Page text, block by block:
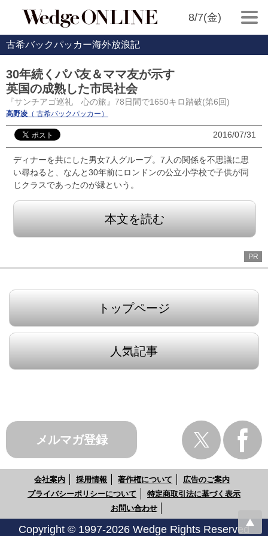
8/7(金)
古希バックパッカー海外放浪記
30年続くパパ友＆ママ友が示す
英国の成熟した市民社会
『サンチアゴ巡礼 心の旅』78日間で1650キロ踏破(第6回)
高野凌 （ 古希バックパッカー）
2016/07/31
ディナーを共にした男女7人グループ。7人の関係を不思議に思
い尋ねると、なんと30年前にロンドンの公立小学校で子供が同
じクラスであったのが縁という。
本文を読む
PR
トップページ
人気記事
メルマガ登録
会社案内 採用情報 著作権について
広告のご案内
プライバシーポリシーについて
特定商取引法に基づく表示
お問い合わせ
Copyright © 1997-2026 Wedge Rights Reserved